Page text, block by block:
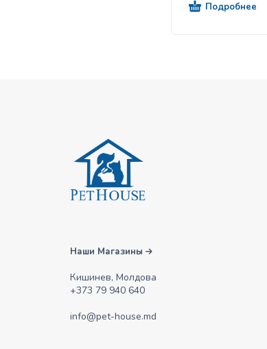
Подробнее
Наши Магазины
Кишинев, Молдова
+373 79 940 640
info@pet-house.md